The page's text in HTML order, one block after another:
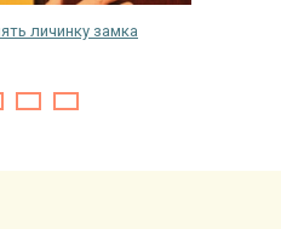
личинку замка